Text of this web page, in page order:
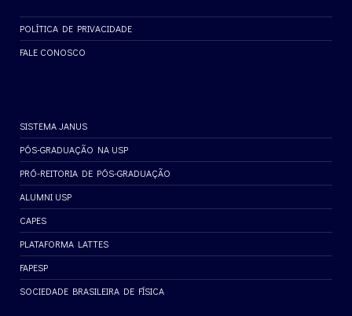
POLÍTICA DE PRIVACIDADE
FALE CONOSCO
SISTEMA JANUS
PÓS-GRADUAÇÃO NA USP
PRÓ-REITORIA DE PÓS-GRADUAÇÃO
ALUMNI USP
CAPES
PLATAFORMA LATTES
FAPESP
SOCIEDADE BRASILEIRA DE FÍSICA